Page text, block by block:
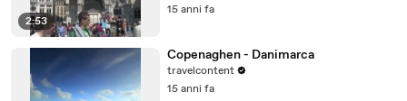
2:53
15 anni fa
Copenaghen - Danimarca
travelcontent
15 anni fa